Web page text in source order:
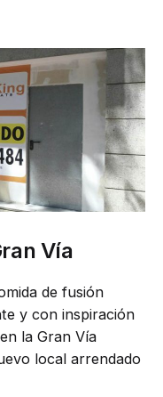
Vía
de fusión
y con inspiración
la Gran Vía
local arrendado